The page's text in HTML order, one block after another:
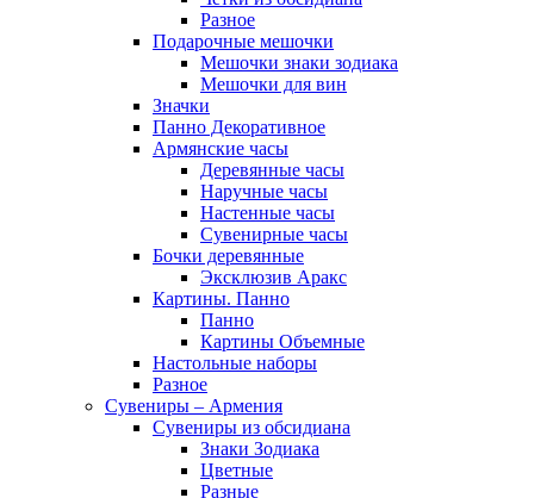
Разное
Подарочные мешочки
Мешочки знаки зодиака
Мешочки для вин
Значки
Панно Декоративное
Армянские часы
Деревянные часы
Наручные часы
Настенные часы
Сувенирные часы
Бочки деревянные
Эксклюзив Аракс
Картины. Панно
Панно
Картины Объемные
Настольные наборы
Разное
Сувениры – Армения
Сувениры из обсидиана
Знаки Зодиака
Цветные
Разные